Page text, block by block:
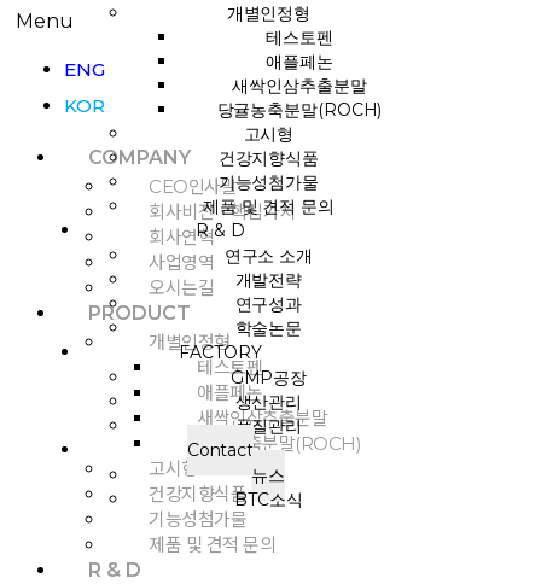
개별인정형
테스토펜
애플페논
새싹인삼추출분말
당귤농축분말(ROCH)
고시형
건강지향식품
기능성첨가물
제품 및 견적 문의
R & D
연구소 소개
개발전략
연구성과
학술논문
FACTORY
GMP공장
생산관리
품질관리
Contact
뉴스
BTC소식
Menu
ENG
KOR
COMPANY
CEO인사말
회사비전ㆍ핵심가치
회사연혁
사업영역
오시는길
PRODUCT
개별인정형
테스토펜
애플페논
새싹인삼추출분말
당귤농축분말(ROCH)
고시형
건강지향식품
기능성첨가물
제품 및 견적 문의
R & D